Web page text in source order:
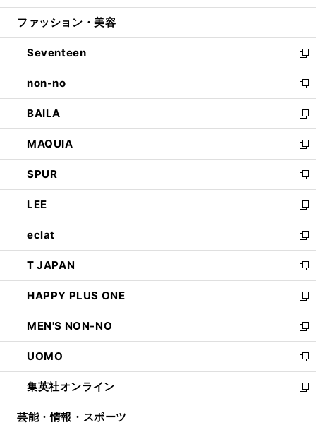
開
ウ
開
く
ン
ウ
で
開
く
ウ
ン
ド
ウ
で
開
く
ファッション・美容
Seventeen
新
し
い
ウ
ィ
ン
ド
ウ
で
開
く
non-no
新
し
い
ウ
ィ
ン
ド
ウ
で
開
く
BAILA
新
し
い
ウ
ィ
ン
ド
ウ
で
開
く
MAQUIA
新
し
い
ウ
ィ
ン
ド
ウ
で
開
く
SPUR
新
し
い
ウ
ィ
ン
ド
ウ
で
開
く
LEE
新
し
い
ウ
ィ
ン
ド
ウ
で
開
く
eclat
新
し
い
ウ
ィ
ン
ド
ウ
で
開
く
T JAPAN
新
し
い
ウ
ィ
ン
ド
ウ
で
開
HAPPY PLUS ONE
新
し
い
ウ
ィ
ン
ド
ウ
MEN'S NON-NO
新
し
い
ウ
ィ
ン
UOMO
新
し
い
ウ
集英社オンライン
新
し
芸能・情報・スポーツ